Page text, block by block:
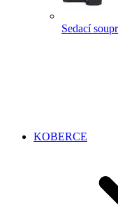
Sedací
KOBERCE